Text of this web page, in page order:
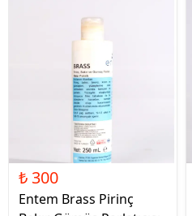
₺ 300
Entem Brass Pirinç